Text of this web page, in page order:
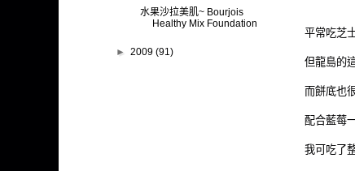
平常吃芝
但龍島的
而餅底也
配合藍莓
我可吃了
水果沙拉美肌~ Bourjois
Healthy Mix Foundation
► 2009 (91)